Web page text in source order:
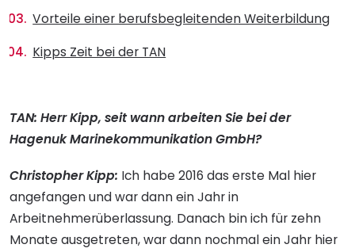
Vorteile einer berufsbegleitenden Weiterbildung
Kipps Zeit bei der TAN
TAN: Herr Kipp, seit wann arbeiten Sie bei der
Hagenuk Marinekommunikation GmbH?
Christopher Kipp: Ich habe 2016 das erste Mal hier
angefangen und war dann ein Jahr in
Arbeitnehmerüberlassung. Danach bin ich für zehn
Monate ausgetreten, war dann nochmal ein Jahr hier